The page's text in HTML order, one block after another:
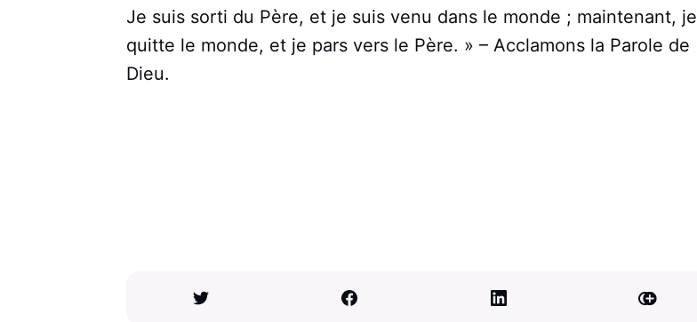
Je suis sorti du Père, et je suis venu dans le monde ; maintenant, je
quitte le monde, et je pars vers le Père. » – Acclamons la Parole de
Dieu.